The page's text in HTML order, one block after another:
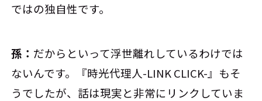
ではの独自性です。
孫： だからといって浮世離れしているわけでは
ないんです。『時光代理人-LINK CLICK-』もそ
うでしたが、話は現実と非常にリンクしていま